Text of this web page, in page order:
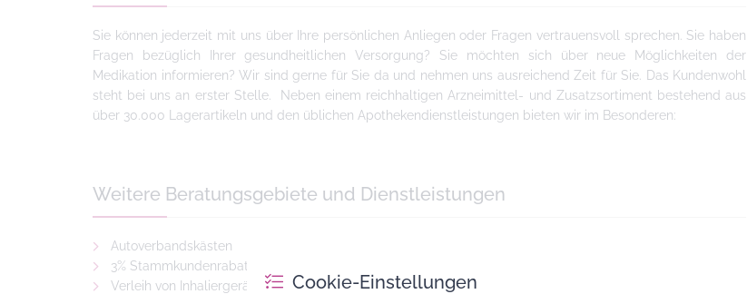
Sie können jederzeit mit uns über Ihre persönlichen Anliegen oder Fragen vertrauensvoll sprechen. Sie haben
Fragen bezüglich Ihrer gesundheitlichen Versorgung? Sie möchten sich über neue Möglichkeiten der
Medikation informieren? Wir sind gerne für Sie da und nehmen uns ausreichend Zeit für Sie. Das Kundenwohl
steht bei uns an erster Stelle. Neben einem reichhaltigen Arzneimittel- und Zusatzsortiment bestehend aus
über 30.000 Lagerartikeln und den üblichen Apothekendienstleistungen bieten wir im Besonderen:
Weitere Beratungsgebiete und Dienstleistungen
Autoverbandskästen
3% Stammkundenrabatt mit Ihrer persönlichen Kundenkarte
Verleih von Inhaliergeräten
Cookie-Einstellungen